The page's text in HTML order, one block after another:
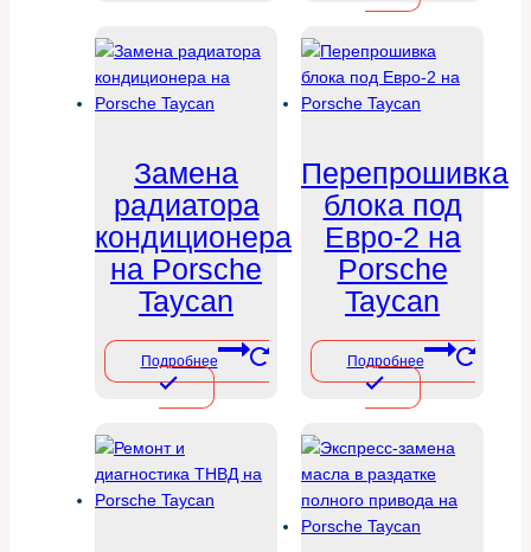
Замена
радиатора
кондиционера
на Porsche
Taycan
Подробнее
Перепрошивка
блока под
Евро-2 на
Porsche
Taycan
Подробнее